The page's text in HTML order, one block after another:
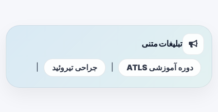
تبلیغات متنی
دوره آموزشی ATLS جراحی تیروئید